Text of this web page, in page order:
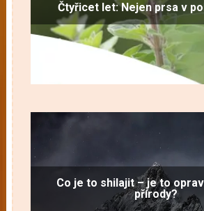
Čtyřicet let: Nejen prsa v
Co je to shilajit – je to
přírody?